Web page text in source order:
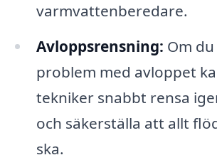
varmvattenberedare.
Avloppsrensning: Om
problem med avloppet
tekniker snabbt rensa
och säkerställa att allt
ska.